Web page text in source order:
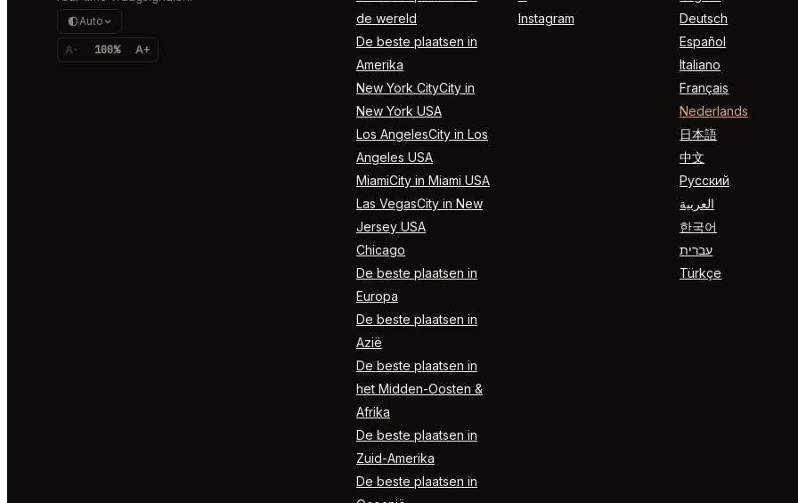
Auto
A- 100% A+
de wereld
De beste plaatsen in
Amerika
New York CityCity in
New York USA
Los AngelesCity in Los
Angeles USA
MiamiCity in Miami USA
Las VegasCity in New
Jersey USA
Chicago
De beste plaatsen in
Europa
De beste plaatsen in
Azië
De beste plaatsen in
het Midden-Oosten &
Afrika
De beste plaatsen in
Zuid-Amerika
De beste plaatsen in
Instagram
Deutsch
Español
Italiano
Français
Nederlands
日本語
中文
Русский
العربية
한국어
עברית
Türkçe